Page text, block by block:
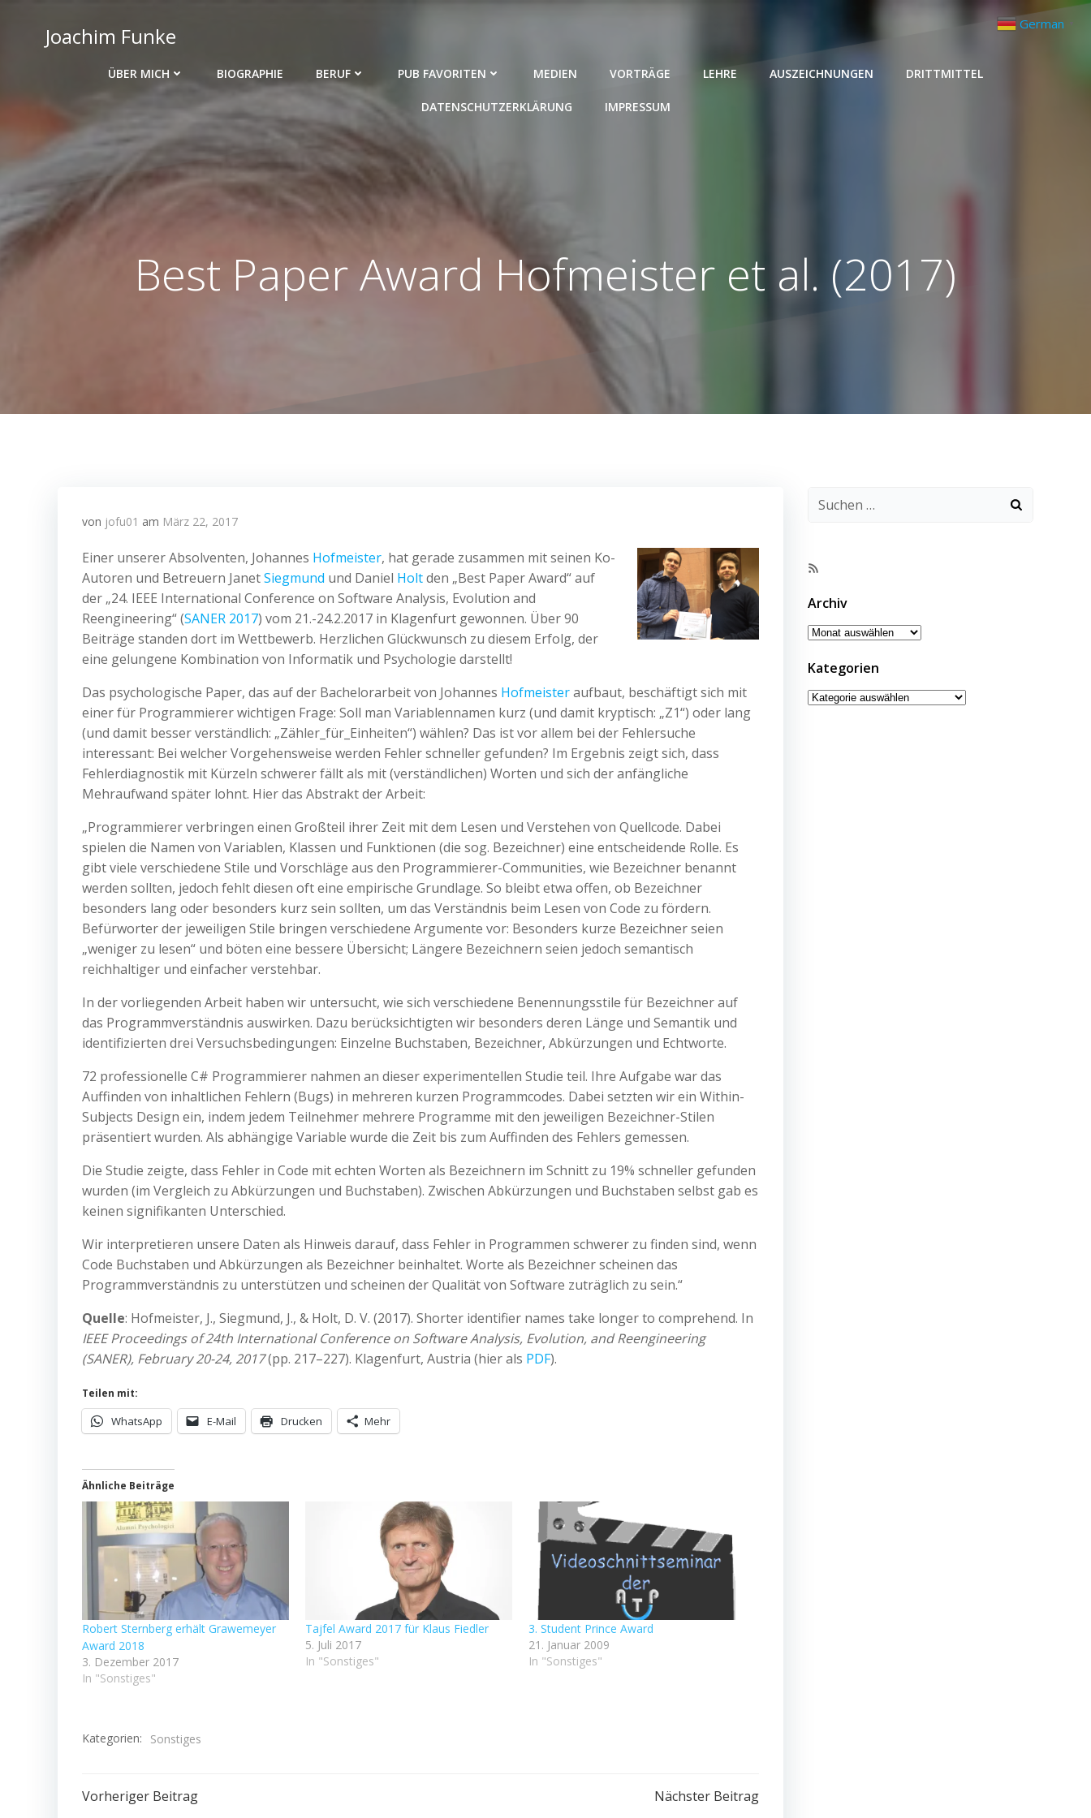
springenJoachim Funke
ÜBER MICH BIOGRAPHIE BERUF PUB FAVORITEN MEDIEN VORTRÄGE LEHRE AUSZEICHNUNGEN DRITTMITTEL
DATENSCHUTZERKLÄRUNG IMPRESSUM
Best Paper Award Hofmeister et al. (2017)
von jofu01 am März 22, 2017
Einer unserer Absolventen, Johannes Hofmeister, hat gerade zusammen mit seinen Ko-
Autoren und Betreuern JanetSiegmund und Daniel Holtden „Best Paper Award“ auf
der „24. IEEE International Conference on Software Analysis, Evolution and
Reengineering“ (SANER 2017) vom 21.-24.2.2017 in Klagenfurt gewonnen. Über 90
Beiträge standen dort im Wettbewerb. Herzlichen Glückwunsch zu diesem Erfolg, der
eine gelungene Kombination von Informatik und Psychologie darstellt!
Das psychologische Paper, das auf der Bachelorarbeit von Johannes Hofmeisteraufbaut, beschäftigt sich mit
einer für Programmierer wichtigen Frage: Soll man Variablennamen kurz (und damit kryptisch: „Z1“) oder lang
(und damit besser verständlich: „Zähler_für_Einheiten“) wählen? Das ist vor allem bei der Fehlersuche
interessant: Bei welcher Vorgehensweise werden Fehler schneller gefunden? Im Ergebnis zeigt sich, dass
Fehlerdiagnostik mit Kürzeln schwerer fällt als mit (verständlichen) Worten und sich der anfängliche
Mehraufwand später lohnt. Hier das Abstrakt der Arbeit:
„Programmierer verbringen einen Großteil ihrer Zeit mit dem Lesen und Verstehen von Quellcode. Dabei
spielen die Namen von Variablen, Klassen und Funktionen (die sog. Bezeichner) eine entscheidende Rolle. Es
gibt viele verschiedene Stile und Vorschläge aus den Programmierer-Communities, wie Bezeichner benannt
werden sollten, jedoch fehlt diesen oft eine empirische Grundlage. So bleibt etwa offen, ob Bezeichner
besonders lang oder besonders kurz sein sollten, um das Verständnis beim Lesen von Code zu fördern.
Befürworter der jeweiligen Stile bringen verschiedene Argumente vor: Besonders kurze Bezeichner seien
„weniger zu lesen“ und böten eine bessere Übersicht; Längere Bezeichnern seien jedoch semantisch
reichhaltiger und einfacher verstehbar.
In der vorliegenden Arbeit haben wir untersucht, wie sich verschiedene Benennungsstile für Bezeichner auf
das Programmverständnis auswirken. Dazu berücksichtigten wir besonders deren Länge und Semantik und
identifizierten drei Versuchsbedingungen: Einzelne Buchstaben, Bezeichner, Abkürzungen und Echtworte.
72 professionelle C# Programmierer nahmen an dieser experimentellen Studie teil. Ihre Aufgabe war das
Auffinden von inhaltlichen Fehlern (Bugs) in mehreren kurzen Programmcodes. Dabei setzten wir ein Within-
Subjects Design ein, indem jedem Teilnehmer mehrere Programme mit den jeweiligen Bezeichner-Stilen
präsentiert wurden. Als abhängige Variable wurde die Zeit bis zum Auffinden des Fehlers gemessen.
Die Studie zeigte, dass Fehler in Code mit echten Worten als Bezeichnern im Schnitt zu 19% schneller gefunden
wurden (im Vergleich zu Abkürzungen und Buchstaben). Zwischen Abkürzungen und Buchstaben selbst gab es
keinen signifikanten Unterschied.
Wir interpretieren unsere Daten als Hinweis darauf, dass Fehler in Programmen schwerer zu finden sind, wenn
Code Buchstaben und Abkürzungen als Bezeichner beinhaltet. Worte als Bezeichner scheinen das
Programmverständnis zu unterstützen und scheinen der Qualität von Software zuträglich zu sein.“
Quelle: Hofmeister, J., Siegmund, J., & Holt, D. V. (2017). Shorter identifier names take longer to comprehend. In
IEEE Proceedings of 24th International Conference on Software Analysis, Evolution, and Reengineering
(SANER), February 20-24, 2017(pp. 217–227). Klagenfurt, Austria (hier als PDF).
Teilen mit:
WhatsApp E-Mail Drucken Mehr
Ähnliche Beiträge
Robert Sternberg erhält Grawemeyer
Award 2018
3. Dezember 2017
In "Sonstiges"
Tajfel Award 2017 für Klaus Fiedler
5. Juli 2017
In "Sonstiges"
3. Student Prince Award
21. Januar 2009
In "Sonstiges"
Kategorien: Sonstiges
Beitragsnavigation
Vorheriger Beitrag BeitragsnavigationNächster Beitrag
RSS-
Archiv
Archiv
Kategorien
Kategorien
German ▼